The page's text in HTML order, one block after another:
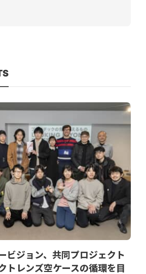
ビジョン、共同プロジェクト
トレンズ空ケースの循環を目